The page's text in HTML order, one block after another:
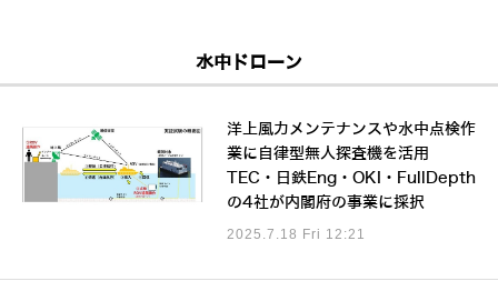
水中ドローン
洋上風力メンテナンスや水中点検作
業に自律型無人探査機を活用
TEC・日鉄Eng・OKI・FullDepth
の4社が内閣府の事業に採択
2025.7.18 Fri 12:21